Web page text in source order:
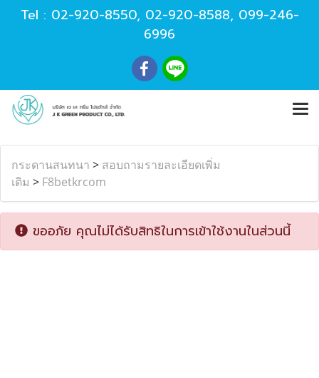
Tel : 02-920-8550, 02-920-8588, 099-246-
6996
กระดานสนทนา > สอบถามรายละเอียดเพิ่ม
เติม > F8betkrcom
ขออภัย คุณไม่ได้รับสิทธิในการเข้าใช้งานในส่วนนี้